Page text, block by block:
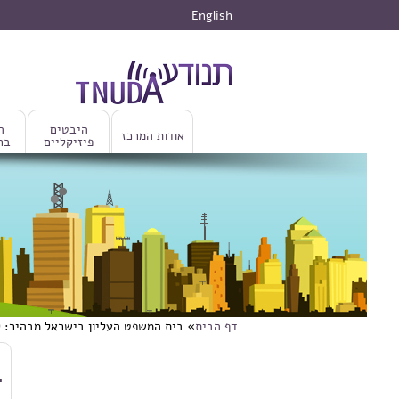
English
אודות המרכז היבטים
פיזיקליים
דף הבית» בית המשפט העליון בישראל מבהיר: